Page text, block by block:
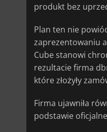
produkt bez
Plan ten nie
zaprezentowaniu
Cube stanowi
rezultacie firma
które złożyły
Firma ujawniła
podstawie